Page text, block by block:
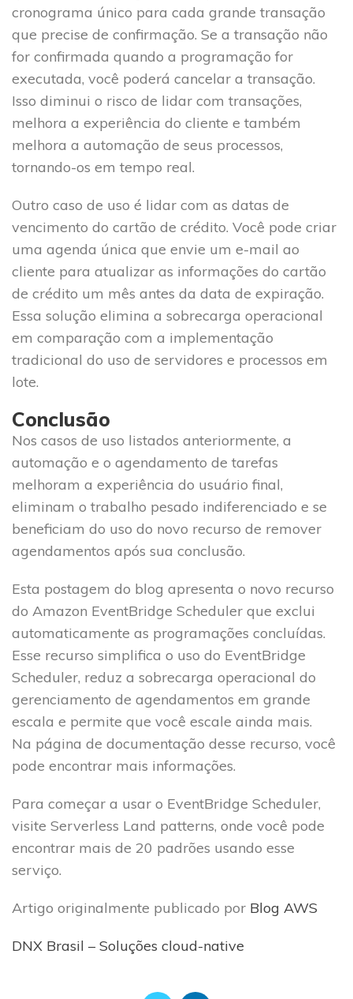
cronograma único para cada grande transação
que precise de confirmação. Se a transação não
for confirmada quando a programação for
executada, você poderá cancelar a transação.
Isso diminui o risco de lidar com transações,
melhora a experiência do cliente e também
melhora a automação de seus processos,
tornando-os em tempo real.
Outro caso de uso é lidar com as datas de
vencimento do cartão de crédito. Você pode criar
uma agenda única que envie um e-mail ao
cliente para atualizar as informações do cartão
de crédito um mês antes da data de expiração.
Essa solução elimina a sobrecarga operacional
em comparação com a implementação
tradicional do uso de servidores e processos em
lote.
Conclusão
Nos casos de uso listados anteriormente, a
automação e o agendamento de tarefas
melhoram a experiência do usuário final,
eliminam o trabalho pesado indiferenciado e se
beneficiam do uso do novo recurso de remover
agendamentos após sua conclusão.
Esta postagem do blog apresenta o novo recurso
do Amazon EventBridge Scheduler que exclui
automaticamente as programações concluídas.
Esse recurso simplifica o uso do EventBridge
Scheduler, reduz a sobrecarga operacional do
gerenciamento de agendamentos em grande
escala e permite que você escale ainda mais.
Na página de documentação desse recurso, você
pode encontrar mais informações.
Para começar a usar o EventBridge Scheduler,
visite Serverless Land patterns, onde você pode
encontrar mais de 20 padrões usando esse
serviço.
Artigo originalmente publicado por Blog AWS
DNX Brasil – Soluções cloud-native